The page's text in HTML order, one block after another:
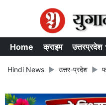
Home क्राइम उत्तरप्रदेश
Hindi News उत्तर-प्रदेश